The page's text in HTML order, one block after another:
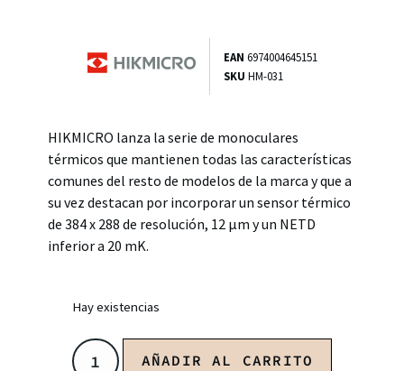
EAN 6974004645151
SKU HM-031
HIKMICRO lanza la serie de monoculares
térmicos que mantienen todas las características
comunes del resto de modelos de la marca y que a
su vez destacan por incorporar un sensor térmico
de 384 x 288 de resolución, 12 μm y un NETD
inferior a 20 mK.
Hay existencias
AÑADIR AL CARRITO